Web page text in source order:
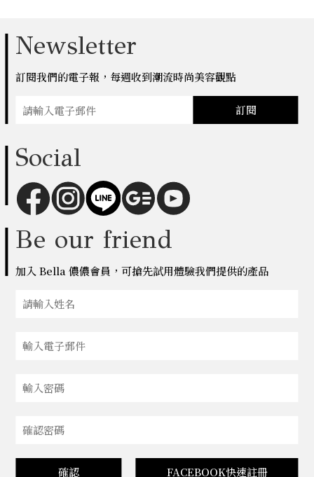
Newsletter
訂閱我們的電子報，每週收到潮流時尚美容觀點
訂閱
Social
Be our friend
加入 Bella 儂儂會員，可搶先試用體驗我們提供的產品
確認 FACEBOOK快速註冊